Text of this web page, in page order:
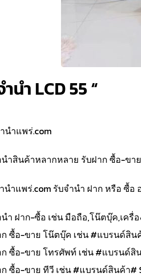
นำ LCD 55 “
นำแพร่.com
นำสินค้าหลากหลาย รับฝาก ซื้อ-ขา
นําแพร่.com รับจำนำ ฝาก หรือ ซื้อ
นำ ฝาก-ซื้อ เช่น มือถือ,โน๊ตบุ๊ค,เครื่
ซื้อ-ขาย โน๊ตบุ๊ค เช่น #แบรนด์สินค้
ซื้อ-ขาย โทรศัพท์ เช่น #แบรนด์สิน
ซื้อ-ขาย ทีวี เช่น #แบรนด์สินค้า#